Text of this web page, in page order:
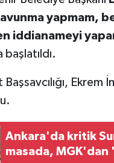
yapmam,
iddianameyi
Başsavcılığı,
Ankara'da kritik
masada,